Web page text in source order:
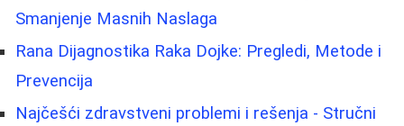
Smanjenje Masnih Naslaga
Rana Dijagnostika Raka Dojke: Pregledi, Metode i
Prevencija
Najčešći zdravstveni problemi i rešenja - Stručni